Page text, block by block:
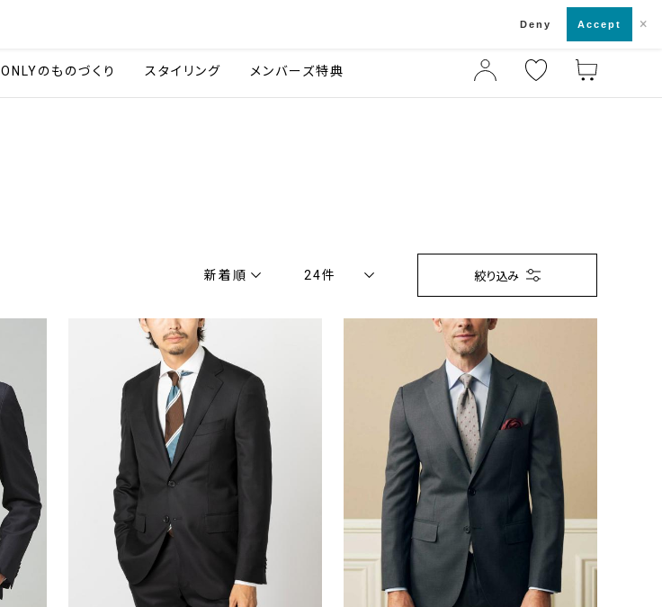
ONLYのものづくり スタイリング メンバーズ特典
新着順 24件 絞り込み
ストライプ
ブランド
ONLY PREMIO
ONLY 1976
ONLY
ONLY GREEN
Deny Accept ×